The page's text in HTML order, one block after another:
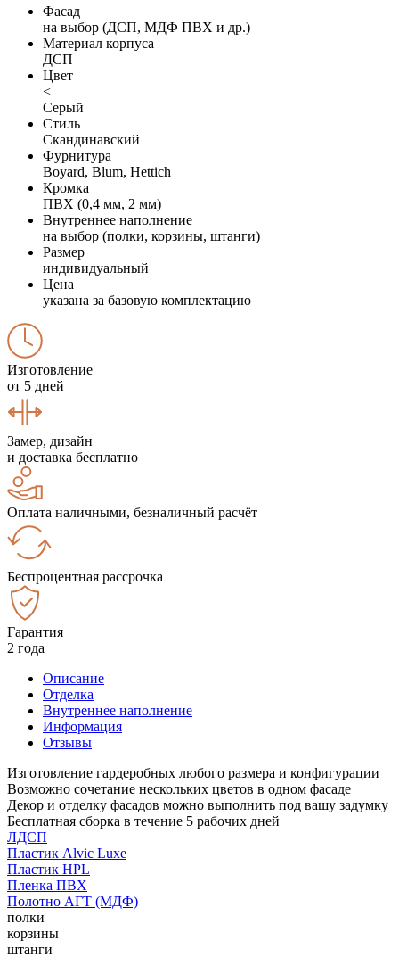
Фасад
на выбор (ДСП, МДФ ПВХ и др.)
Материал корпуса
ДСП
Цвет
<
Серый
Стиль
Скандинавский
Фурнитура
Boyard, Blum, Hettich
Кромка
ПВХ (0,4 мм, 2 мм)
Внутреннее наполнение
на выбор (полки, корзины, штанги)
Размер
индивидуальный
Цена
указана за базовую комплектацию
Изготовление
от 5 дней
Замер, дизайн
и доставка бесплатно
Оплата наличными, безналичный расчёт
Беспроцентная рассрочка
Гарантия
2 года
Описание
Отделка
Внутреннее наполнение
Информация
Отзывы
Изготовление гардеробных любого размера и конфигурации
Возможно сочетание нескольких цветов в одном фасаде
Декор и отделку фасадов можно выполнить под вашу задумку
Бесплатная сборка в течение 5 рабочих дней
ЛДСП
Пластик Alvic Luxe
Пластик HPL
Пленка ПВХ
Полотно АГТ (МДФ)
полки
корзины
штанги